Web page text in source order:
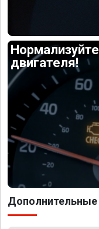
двигателя!
Дополнительные